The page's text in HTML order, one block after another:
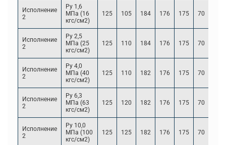
Исполнение
2
Ру 1,6
МПа (16
кгс/см2)
125 105 184 176 175 70
Исполнение
2
Ру 2,5
МПа (25
кгс/см2)
125 110 184 176 175 70
Исполнение
2
Ру 4,0
МПа (40
кгс/см2)
125 110 182 176 175 70
Исполнение
2
Ру 6,3
МПа (63
кгс/см2)
125 120 182 176 175 70
Исполнение
2
Ру 10,0
МПа (100
кгс/см2)
125 125 182 176 175 70